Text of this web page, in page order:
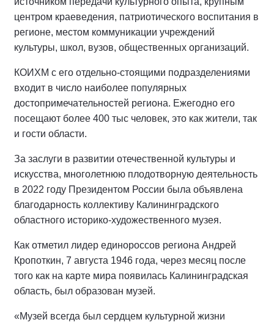
центром краеведения, патриотического воспитания в
регионе, местом коммуникации учреждений
культуры, школ, вузов, общественных организаций.
КОИХМ с его отдельно-стоящими подразделениями
входит в число наиболее популярных
достопримечательностей региона. Ежегодно его
посещают более 400 тыс человек, это как жители, так
и гости области.
За заслуги в развитии отечественной культуры и
искусства, многолетнюю плодотворную деятельность
в 2022 году Президентом России была объявлена
благодарность коллективу Калининградского
областного историко-художественного музея.
Как отметил лидер единороссов региона Андрей
Кропоткин, 7 августа 1946 года, через месяц после
того как на карте мира появилась Калининградская
область, был образован музей.
«Музей всегда был сердцем культурной жизни